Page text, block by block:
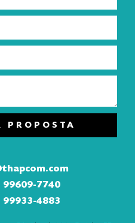
PROPOSTA
99609-7740
99933-4883